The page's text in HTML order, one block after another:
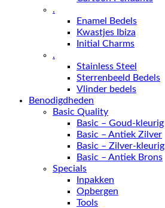
.
Enamel Bedels
Kwastjes Ibiza
Initial Charms
.
Stainless Steel
Sterrenbeeld Bedels
Vlinder bedels
Benodigdheden
Basic Quality
Basic – Goud-kleurig
Basic – Antiek Zilver
Basic – Zilver-kleurig
Basic – Antiek Brons
Specials
Inpakken
Opbergen
Tools